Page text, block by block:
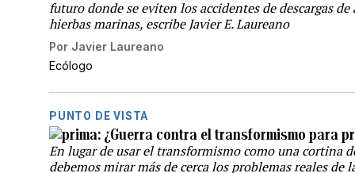
futuro donde se eviten los accidentes de descargas de
hierbas marinas, escribe Javier E. Laureano
Por Javier Laureano
Ecólogo
PUNTO DE VISTA
¿Guerra contra el transformismo para
En lugar de usar el transformismo como una cortina
debemos mirar más de cerca los problemas reales